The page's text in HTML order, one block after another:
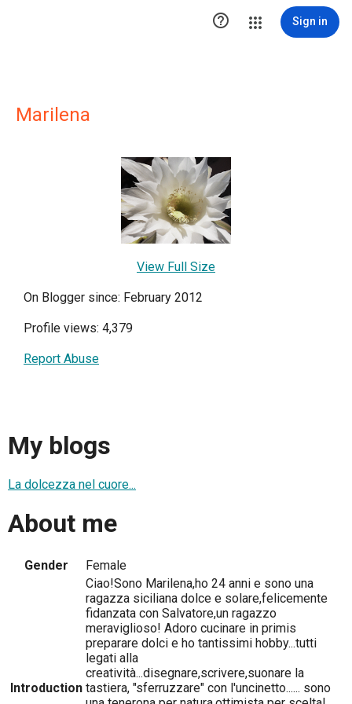
 Sign in
Marilena
View Full Size
On Blogger since: February 2012
Profile views: 4,379
Report Abuse
My blogs
La dolcezza nel cuore...
About me
Gender Female
Introduction
Ciao!Sono Marilena,ho 24 anni e sono una
ragazza siciliana dolce e solare,felicemente
fidanzata con Salvatore,un ragazzo
meraviglioso! Adoro cucinare in primis
preparare dolci e ho tantissimi hobby...tutti
legati alla
creatività...disegnare,scrivere,suonare la
tastiera, "sferruzzare" con l'uncinetto...... sono